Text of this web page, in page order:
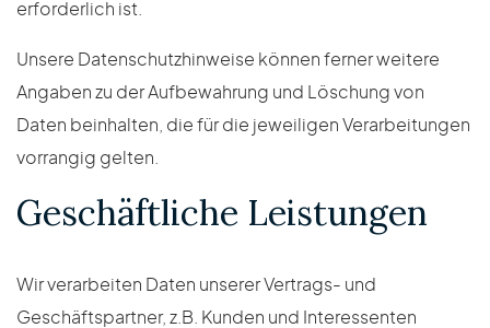
erforderlich ist.
Unsere Datenschutzhinweise können ferner weitere
Angaben zu der Aufbewahrung und Löschung von
Daten beinhalten, die für die jeweiligen Verarbeitungen
vorrangig gelten.
Geschäftliche Leistungen
Wir verarbeiten Daten unserer Vertrags- und
Geschäftspartner, z.B. Kunden und Interessenten